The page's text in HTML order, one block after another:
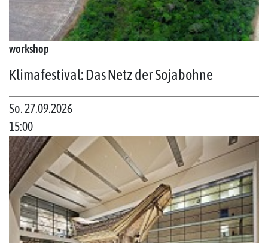
workshop
Klimafestival: Das Netz der Sojabohne
So. 27.09.2026
15:00